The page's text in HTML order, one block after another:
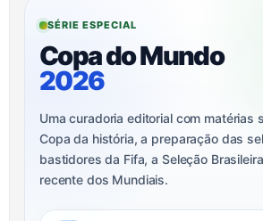
SÉRIE ESPECIAL
Copa do Mundo
2026
Uma curadoria editorial com matérias
Copa da história, a preparação das
bastidores da Fifa, a Seleção
recente dos Mundiais.